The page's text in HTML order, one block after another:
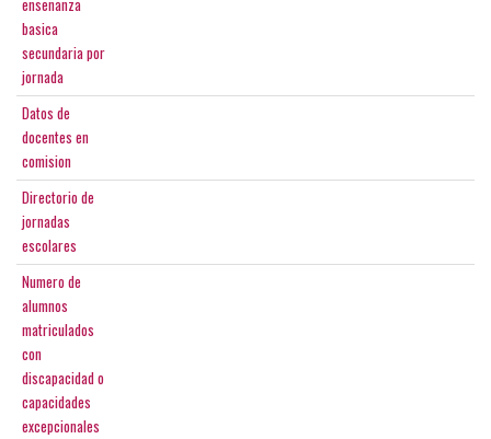
enseñanza
basica
secundaria por
jornada
Datos de
docentes en
comision
Directorio de
jornadas
escolares
Numero de
alumnos
matriculados
con
discapacidad o
capacidades
excepcionales